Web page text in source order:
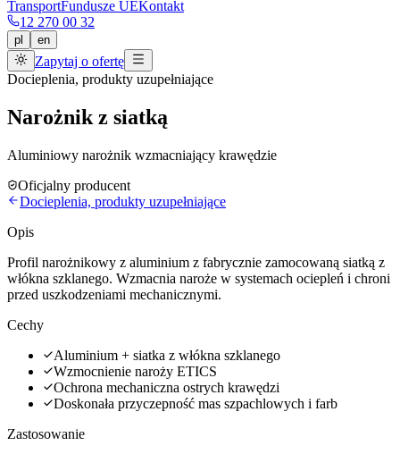
TransportFundusze UEKontakt
12 270 00 32
pl en
Zapytaj o ofertę
Docieplenia, produkty uzupełniające
Narożnik z siatką
Aluminiowy narożnik wzmacniający krawędzie
Oficjalny producent
Docieplenia, produkty uzupełniające
Opis
Profil narożnikowy z aluminium z fabrycznie zamocowaną siatką z
włókna szklanego. Wzmacnia naroże w systemach ociepleń i chroni
przed uszkodzeniami mechanicznymi.
Cechy
Aluminium + siatka z włókna szklanego
Wzmocnienie naroży ETICS
Ochrona mechaniczna ostrych krawędzi
Doskonała przyczepność mas szpachlowych i farb
Zastosowanie